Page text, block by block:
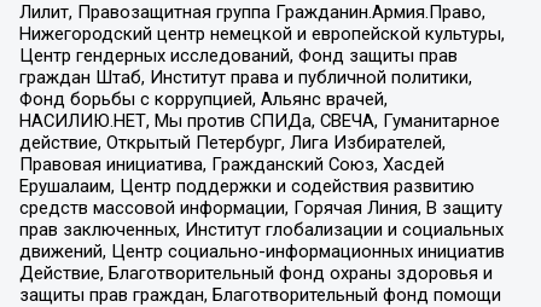
Лилит, Правозащитная группа Гражданин.Армия.Право,
Нижегородский центр немецкой и европейской культуры,
Центр гендерных исследований, Фонд защиты прав
граждан Штаб, Институт права и публичной политики,
Фонд борьбы с коррупцией, Альянс врачей,
НАСИЛИЮ.НЕТ, Мы против СПИДа, СВЕЧА, Гуманитарное
действие, Открытый Петербург, Лига Избирателей,
Правовая инициатива, Гражданский Союз, Хасдей
Ерушалаим, Центр поддержки и содействия развитию
средств массовой информации, Горячая Линия, В защиту
прав заключенных, Институт глобализации и социальных
движений, Центр социально-информационных инициатив
Действие, Благотворительный фонд охраны здоровья и
защиты прав граждан, Благотворительный фонд помощи